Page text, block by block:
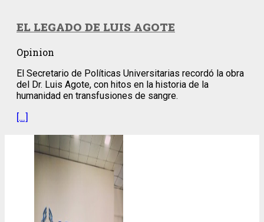
EL LEGADO DE LUIS AGOTE
Opinion
El Secretario de Políticas Universitarias recordó la obra
del Dr. Luis Agote, con hitos en la historia de la
humanidad en transfusiones de sangre.
[…]